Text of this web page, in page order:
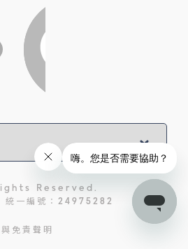
Reserved.
統一編號：24975282
免責聲明